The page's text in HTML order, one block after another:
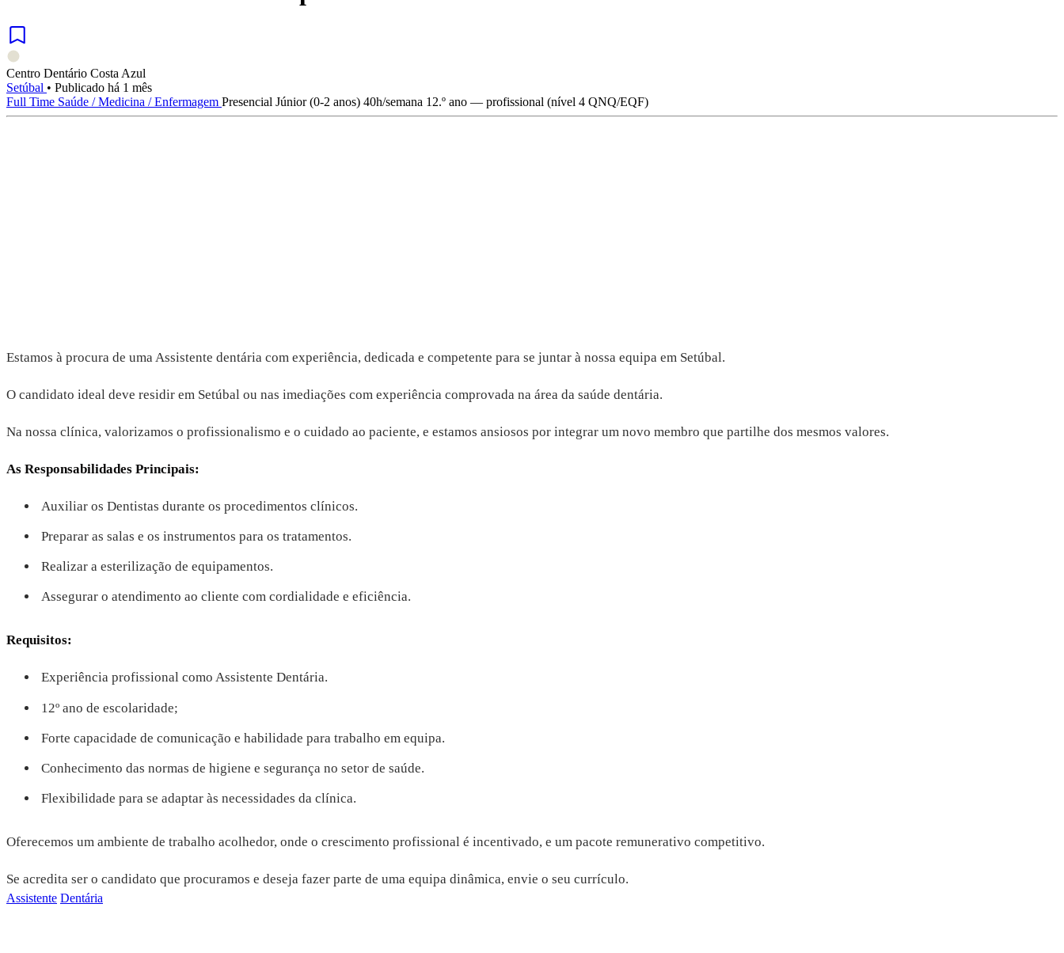
Centro Dentário Costa Azul
Setúbal • Publicado há 1 mês
Full Time Saúde / Medicina / Enfermagem Presencial Júnior (0-2 anos) 40h/semana 12.º ano — profissional (nível 4 QNQ/EQF)
Estamos à procura de uma Assistente dentária com experiência, dedicada e competente para se juntar à nossa equipa em Setúbal.
O candidato ideal deve residir em Setúbal ou nas imediações com experiência comprovada na área da saúde dentária.
Na nossa clínica, valorizamos o profissionalismo e o cuidado ao paciente, e estamos ansiosos por integrar um novo membro que partilhe dos mesmos valores.
As Responsabilidades Principais:
Auxiliar os Dentistas durante os procedimentos clínicos.
Preparar as salas e os instrumentos para os tratamentos.
Realizar a esterilização de equipamentos.
Assegurar o atendimento ao cliente com cordialidade e eficiência.
Requisitos:
Experiência profissional como Assistente Dentária.
12º ano de escolaridade;
Forte capacidade de comunicação e habilidade para trabalho em equipa.
Conhecimento das normas de higiene e segurança no setor de saúde.
Flexibilidade para se adaptar às necessidades da clínica.
Oferecemos um ambiente de trabalho acolhedor, onde o crescimento profissional é incentivado, e um pacote remunerativo competitivo.
Se acredita ser o candidato que procuramos e deseja fazer parte de uma equipa dinâmica, envie o seu currículo.
Assistente Dentária